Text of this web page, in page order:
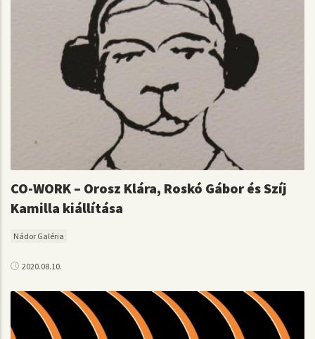
CO-WORK – Orosz Klára, Roskó Gábor és Szíj
Kamilla kiállítása
Nádor Galéria
2020.08.10.